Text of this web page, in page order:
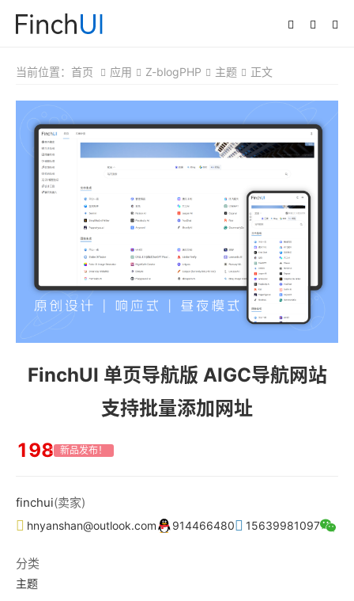
当前位置： 首页 应用 Z-blogPHP 主题 正文
FinchUI 单页导航版 AIGC导航网站
支持批量添加网址
198 新品发布！
finchui(卖家)
hnyanshan@outlook.com 914466480 15639981097
分类
主题